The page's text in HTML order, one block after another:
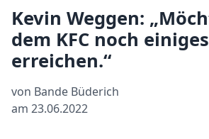
Kevin Weggen:
dem KFC noch einiges
erreichen.“
von Bande Büderich
am 23.06.2022